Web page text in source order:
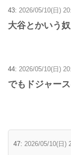
43: 2026/05/10(日)
大谷とかいう
44: 2026/05/10(日)
でもドジャー
47: 2026/05/10(日)